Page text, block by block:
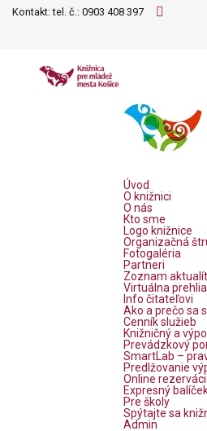
Kontakt: tel. č.: 0903 408 397
Úvod
O knižnici
O nás
Kto sme
Logo knižnice
Organizačná
Fotogaléria
Partneri
Zoznam aktualít
Virtuálna
Info čitateľovi
Ako a prečo sa
Cenník služieb
Knižničný a
Prevádzkový
SmartLab –
Predlžovanie
Online
Expresný
Pre školy
Spýtajte sa
Admin